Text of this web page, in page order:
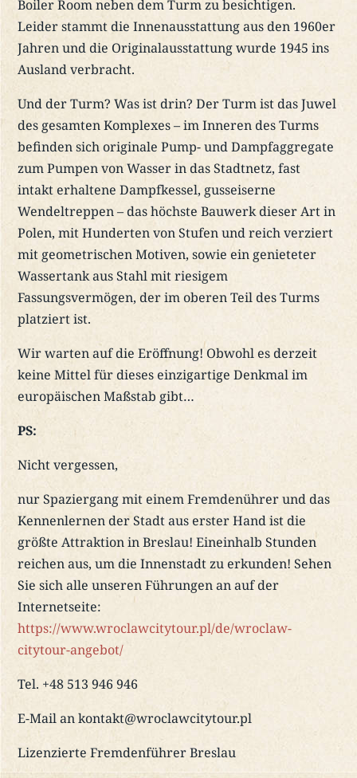
Boiler Room neben dem Turm zu besichtigen.
Leider stammt die Innenausstattung aus den 1960er
Jahren und die Originalausstattung wurde 1945 ins
Ausland verbracht.
Und der Turm? Was ist drin? Der Turm ist das Juwel
des gesamten Komplexes – im Inneren des Turms
befinden sich originale Pump- und Dampfaggregate
zum Pumpen von Wasser in das Stadtnetz, fast
intakt erhaltene Dampfkessel, gusseiserne
Wendeltreppen – das höchste Bauwerk dieser Art in
Polen, mit Hunderten von Stufen und reich verziert
mit geometrischen Motiven, sowie ein genieteter
Wassertank aus Stahl mit riesigem
Fassungsvermögen, der im oberen Teil des Turms
platziert ist.
Wir warten auf die Eröffnung! Obwohl es derzeit
keine Mittel für dieses einzigartige Denkmal im
europäischen Maßstab gibt…
PS:
Nicht vergessen,
nur Spaziergang mit einem Fremdenührer und das
Kennenlernen der Stadt aus erster Hand ist die
größte Attraktion in Breslau! Eineinhalb Stunden
reichen aus, um die Innenstadt zu erkunden! Sehen
Sie sich alle unseren Führungen an auf der
Internetseite:
https://www.wroclawcitytour.pl/de/wroclaw-
citytour-angebot/
Tel. +48 513 946 946
E-Mail an kontakt@wroclawcitytour.pl
Lizenzierte Fremdenführer Breslau